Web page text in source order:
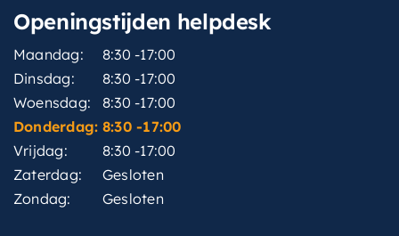
Openingstijden helpdesk
Maandag:
8:30 -17:00
Dinsdag:
8:30 -17:00
Woensdag:
8:30 -17:00
Donderdag: 8:30 -17:00
Vrijdag:
8:30 -17:00
Zaterdag:
Gesloten
Zondag:
Gesloten